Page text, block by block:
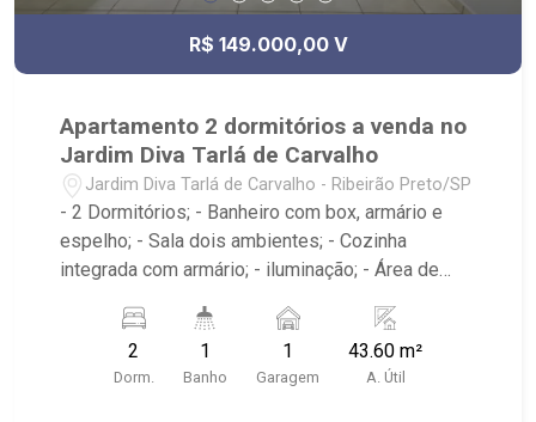
R$ 149.000,00 V
Apartamento 2 dormitórios a venda no
Jardim Diva Tarlá de Carvalho
Jardim Diva Tarlá de Carvalho - Ribeirão Preto/SP
- 2 Dormitórios; - Banheiro com box, armário e
espelho; - Sala dois ambientes; - Cozinha
integrada com armário; - iluminação; - Área de
horas, academia, piscina, quadra esportiva, salão
de festas e playground; - Próximo ao espetinho
pedra branca, Supermercado Rodrigues, Pizzaria
2
Dorm.
1
Banho
1
Garagem
43.60 m²
A. Útil